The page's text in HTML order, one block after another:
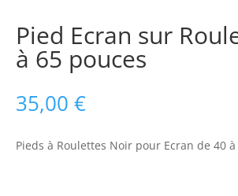
Pied Ecran sur
à 65 pouces
35,00 €
Pieds à Roulettes Noir pour Ecran de 40